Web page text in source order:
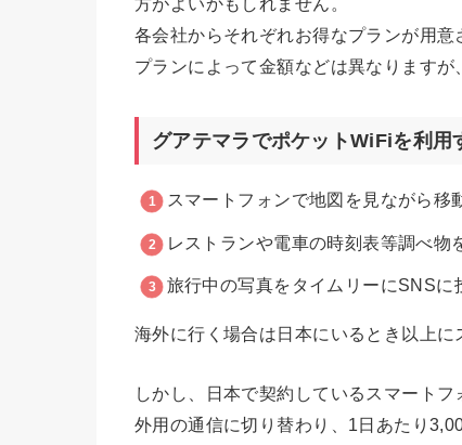
各会社からそれぞれお得なプランが用意
プランによって金額などは異なります
グアテマラでポケットWiFiを利用
スマートフォンで地図を見ながら移
レストランや電車の時刻表等調べ物
旅行中の写真をタイムリーにSNSに
海外に行く場合は日本にいるとき以上に
しかし、日本で契約しているスマート
外用の通信に切り替わり、1日あたり